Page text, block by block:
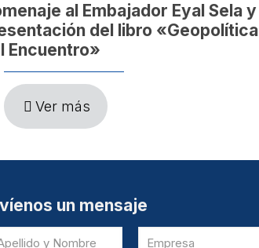
al Embajador Eyal Sela y
del libro «Geopolítica
Encuentro»
Ver más
un mensaje